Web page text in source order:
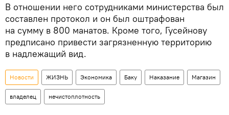
В отношении него сотрудниками министерства был
составлен протокол и он был оштрафован
на сумму в 800 манатов. Кроме того, Гусейнову
предписано привести загрязненную территорию
в надлежащий вид.
Новости ЖИЗНЬ Экономика Баку Наказание Магазин
владелец нечистоплотность